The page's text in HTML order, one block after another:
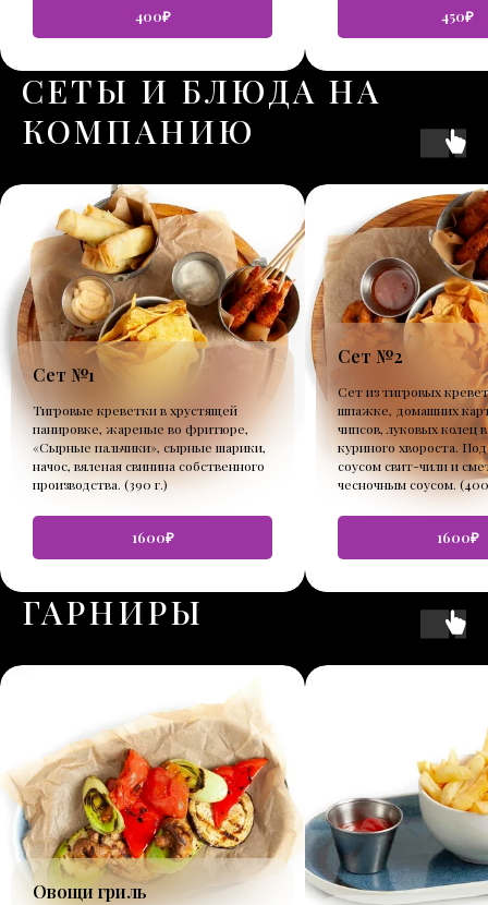
400₽ 450₽
СЕТЫ И БЛЮДА НА
КОМПАНИЮ
Сет №1
Тигровые креветки в хрустящей
панировке, жареные во фритюре,
«Сырные пальчики», сырные шарики,
начос, вяленая свинина собственного
производства. (390 г.)
1600₽
Сет №2
Сет из тигровых
шпажке, домашних
чипсов, луковых колец
куриного хвороста.
соусом свит-чили и
чесночным соусом.
1600₽
ГАРНИРЫ
Овощи гриль